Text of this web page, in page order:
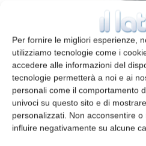
Per fornire le migliori esperienze,
utilizziamo tecnologie come i
accedere alle informazioni del
tecnologie permetterà a noi e ai
personali come il comportamento
univoci su questo sito e di
personalizzati. Non acconsentire
influire negativamente su alcune
Codifica a getto
redazione 1 Giugno 2013
Leggi la rivista